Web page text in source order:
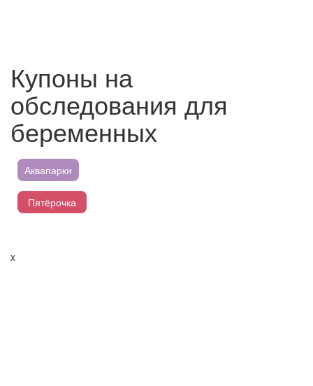
Купоны на
обследования для
беременных
Аквапарки
Пятёрочка
x